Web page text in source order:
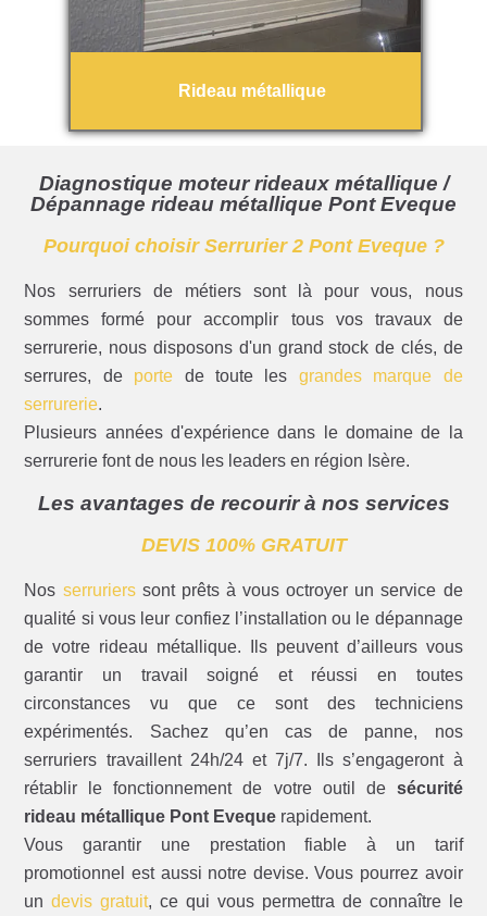
Rideau métallique
Diagnostique moteur rideaux métallique /
Dépannage rideau métallique Pont Eveque
Pourquoi choisir Serrurier 2 Pont Eveque ?
Nos serruriers de métiers sont là pour vous, nous
sommes formé pour accomplir tous vos travaux de
serrurerie, nous disposons d'un grand stock de clés, de
serrures, de porte de toute les grandes marque de
serrurerie.
Plusieurs années d'expérience dans le domaine de la
serrurerie font de nous les leaders en région Isère.
Les avantages de recourir à nos services
DEVIS 100% GRATUIT
Nos serrurierssont prêts à vous octroyer un service de
qualité si vous leur confiez l’installation ou le dépannage
de votre rideau métallique. Ils peuvent d’ailleurs vous
garantir un travail soigné et réussi en toutes
circonstances vu que ce sont des techniciens
expérimentés. Sachez qu’en cas de panne, nos
serruriers travaillent 24h/24 et 7j/7. Ils s’engageront à
rétablir le fonctionnement de votre outil de sécurité
rideau métallique Pont Eveque rapidement.
Vous garantir une prestation fiable à un tarif
promotionnel est aussi notre devise. Vous pourrez avoir
undevis gratuit, ce qui vous permettra de connaître le